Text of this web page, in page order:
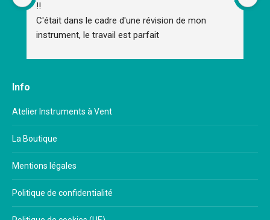
!!
C'était dans le cadre d'une révision de mon
instrument, le travail est parfait
Info
Atelier Instruments à Vent
La Boutique
Mentions légales
Politique de confidentialité